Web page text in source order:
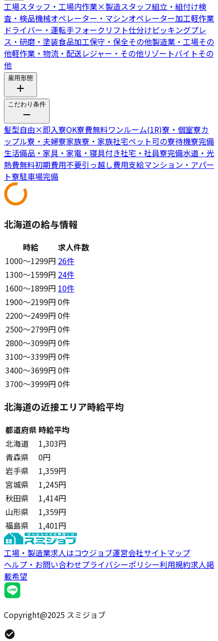
工場スタッフ・工場内作業×製造スタッフ組立・組付け検
査・検品機械オペレーター・マシンオペレーター加工軽作業
ドライバー・運転手フォークリフト仕分けピッキングプレ
ス・研磨・塗装食品加工保守・保全その他製造業・工場その
他軽作業・物流・配送レジャー・その他リゾートバイトその
他
雇用形態
こだわり条件
髪型自由×即入寮OK寮費無料ワンルーム(1R)寮・個室寮カ
ップル寮・夫婦寮家族寮・家族社宅ペット可の寮待機寮完備
生活備品・家具・家電・寝具付き社宅・社員寮完備水道・光
熱費無料初期費用不要引っ越し費用支給マンション・アパー
ト寮駐車場完備
北海道の給与情報
時給
求人件数
1000〜1299円 26件
1300〜1599円 24件
1600〜1899円 10件
1900〜2199円 0件
2200〜2499円 0件
2500〜2799円 0件
2800〜3099円 0件
3100〜3399円 0件
3400〜3699円 0件
3700〜3999円 0件
北海道の近接エリア時給平均
都道府県 時給平均
北海道
1,303円
青森県
0円
岩手県
1,359円
宮城県
1,245円
秋田県
1,414円
山形県
1,359円
福島県
1,401円
工場・製造業求人はコウジョブ運営会社サイトマップ
ヘルプ・お問い合わせプライバシーポリシー利用規約求人掲
載希望
Copyright@2025 スミジョブ